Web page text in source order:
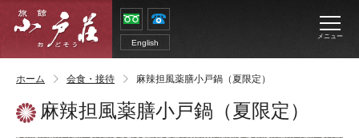
English
メニュー
ホーム 会食・接待 麻辣担風薬膳小戸鍋（夏限定）
麻辣担風薬膳小戸鍋（夏限定）